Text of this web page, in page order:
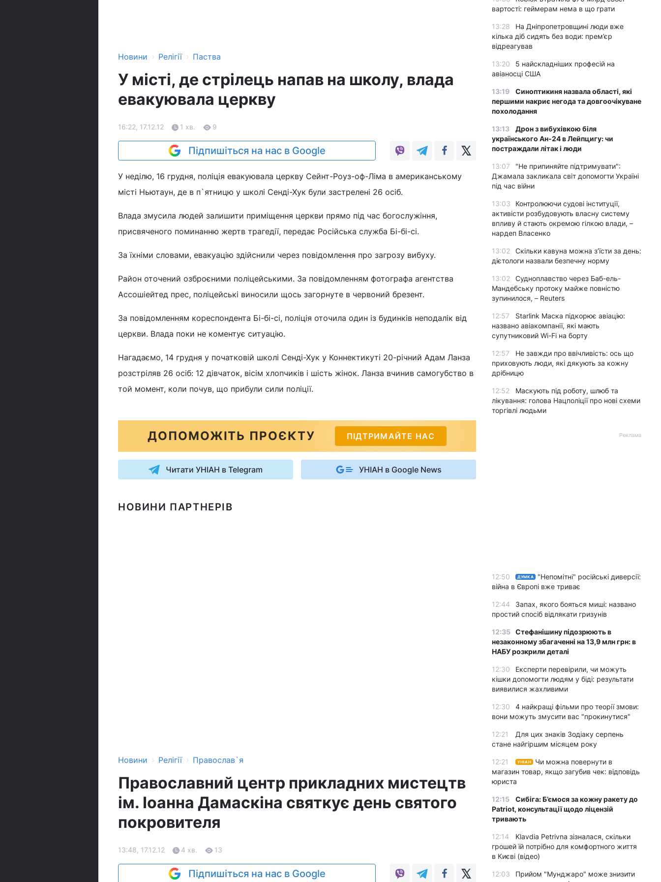
Новини › Релігії › Паства
У місті, де стрілець напав на школу, влада
евакуювала церкву
16:22, 17.12.12 1 хв. 9
Підпишіться на нас в Google
У неділю, 16 грудня, поліція евакуювала церкву Сейнт-Роуз-оф-Ліма в американському
місті Ньютаун, де в п`ятницю у школі Сенді-Хук були застрелені 26 осіб.
Влада змусила людей залишити приміщення церкви прямо під час богослужіння,
присвяченого поминанню жертв трагедії, передає Російська служба Бі-бі-сі.
За їхніми словами, евакуацію здійснили через повідомлення про загрозу вибуху.
Район оточений озброєними поліцейськими. За повідомленням фотографа агентства
Ассошіейтед прес, поліцейські виносили щось загорнуте в червоний брезент.
За повідомленням кореспондента Бі-бі-сі, поліція оточила один із будинків неподалік від
церкви. Влада поки не коментує ситуацію.
Нагадаємо, 14 грудня у початковій школі Сенді-Хук у Коннектикуті 20-річний Адам Ланза
розстріляв 26 осіб: 12 дівчаток, вісім хлопчиків і шість жінок. Ланза вчинив самогубство в
той момент, коли почув, що прибули сили поліції.
ДОПОМОЖІТЬ ПРОЄКТУ ПІДТРИМАЙТЕ НАС
Читати УНІАН в Telegram УНІАН в Google News
НОВИНИ ПАРТНЕРІВ
Новини › Релігії › Православ`я
Православний центр прикладних мистецтв
ім. Іоанна Дамаскіна святкує день святого
покровителя
13:48, 17.12.12 4 хв. 13
Підпишіться на нас в Google
вартості: геймерам нема в що грати
13:28
На Дніпропетровщині люди вже
кілька діб сидять без води: прем’єр
відреагував
13:20
5 найскладніших професій на
авіаносці США
13:19
Синоптикиня назвала області, які
першими накриє негода та довгоочікуване
похолодання
13:13
Дрон з вибухівкою біля
українського Ан-24 в Лейпцигу: чи
постраждали літак і люди
13:07
"Не припиняйте підтримувати":
Джамала закликала світ допомогти Україні
під час війни
13:03
Контролюючи судові інституції,
активісти розбудовують власну систему
впливу й стають окремою гілкою влади, –
нардеп Власенко
13:02
Скільки кавуна можна з’їсти за день:
дієтологи назвали безпечну норму
13:02
Судноплавство через Баб-ель-
Мандебську протоку майже повністю
зупинилося, – Reuters
12:57
Starlink Маска підкорює авіацію:
названо авіакомпанії, які мають
супутниковий Wi-Fi на борту
12:57
Не завжди про ввічливість: ось що
приховують люди, які дякують за кожну
дрібницю
12:52
Маскують під роботу, шлюб та
лікування: голова Нацполіції про нові схеми
торгівлі людьми
Реклама
12:50 ДУМКА
"Непомітні" російські диверсії:
війна в Європі вже триває
12:44
Запах, якого бояться миші: названо
простий спосіб відлякати гризунів
12:35 Стефанішину підозрюють в
незаконному збагаченні на 13,9 млн грн: в
НАБУ розкрили деталі
12:30
Експерти перевірили, чи можуть
кішки допомогти людям у біді: результати
виявилися жахливими
12:30
4 найкращі фільми про теорії змови:
вони можуть змусити вас "прокинутися"
12:21
Для цих знаків Зодіаку серпень
стане найгіршим місяцем року
12:21 УНІАН
Чи можна повернути в
магазин товар, якщо загубив чек: відповідь
юриста
12:15
Сибіга: Б’ємося за кожну ракету до
Patriot, консультації щодо ліцензій
тривають
12:14
Klavdia Petrivna зізналася, скільки
грошей їй потрібно для комфортного життя
в Києві (відео)
12:03
Прийом "Мунджаро" може знизити